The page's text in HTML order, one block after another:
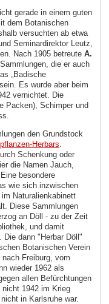
gerade in einem guten
dem Botanischen
versuchten ab etwa
Seminardirektor Leutz,
Nach 1905 betreute A.
die er auch
„Badische
Es wurde aber beim
vernichtet. Die
Packen), Schimper und
den Grundstock
Herbars
Schenkung oder
die Namen Jauch,
besondere
wie sich inzwischen
Naturalienkabinett
Diese Sammlungen
an Döll - zu der Zeit
und damit
dann "Herbar Döll"
Botanischen Verein
Freiburg, vom
wieder 1962 als
allen Befürchtungen
1942 im Krieg
in Karlsruhe war.